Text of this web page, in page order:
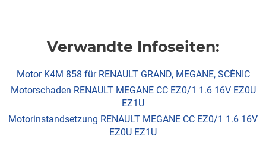
Verwandte Infoseiten:
Motor K4M 858 für RENAULT GRAND, MEGANE, SCÉNIC
Motorschaden RENAULT MEGANE CC EZ0/1 1.6 16V EZ0U
EZ1U
Motorinstandsetzung RENAULT MEGANE CC EZ0/1 1.6 16V
EZ0U EZ1U